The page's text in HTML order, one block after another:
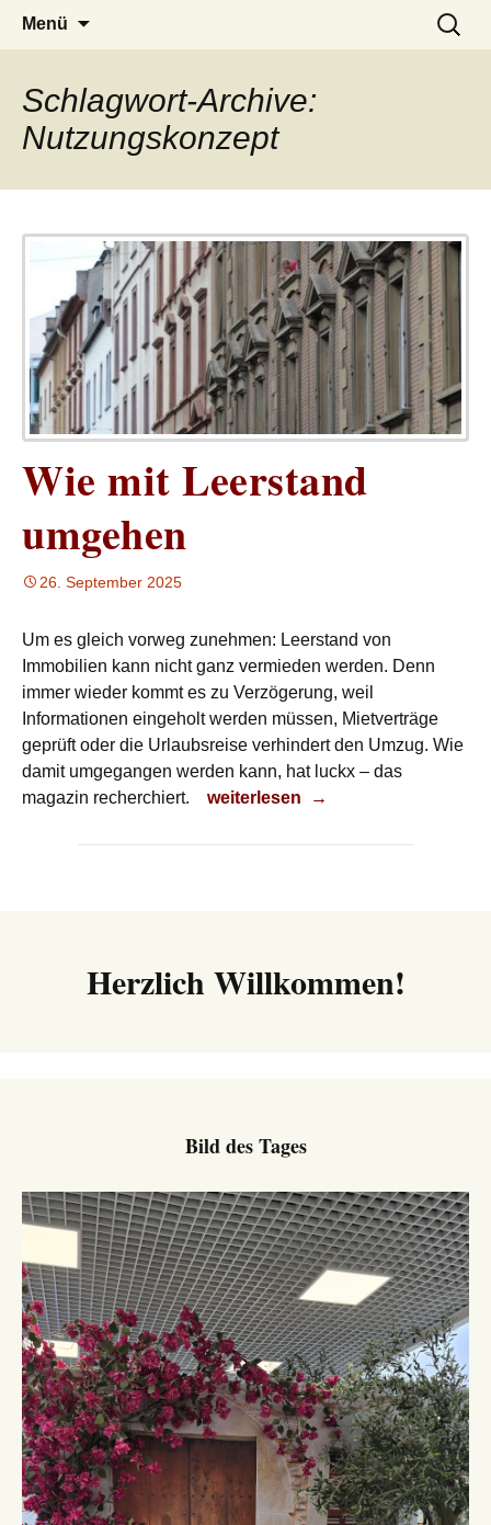
LUCKX
– das Magazin
Menü
Suchen
nach:
Schlagwort-Archive:
Nutzungskonzept
Wie mit Leerstand
umgehen
26. September 2025
Um es gleich vorweg zunehmen: Leerstand von
Immobilien kann nicht ganz vermieden werden. Denn
immer wieder kommt es zu Verzögerung, weil
Informationen eingeholt werden müssen, Mietverträge
geprüft oder die Urlaubsreise verhindert den Umzug. Wie
damit umgegangen werden kann, hat luckx – das
magazin recherchiert.
Wie mit Leerstand umgehen
weiterlesen →
Herzlich Willkommen!
Bild des Tages